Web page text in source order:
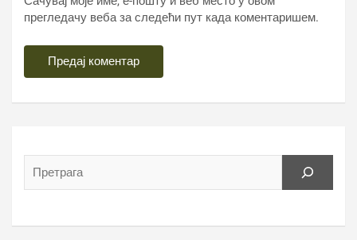
прегледачу веба за следећи пут када коментаришем.